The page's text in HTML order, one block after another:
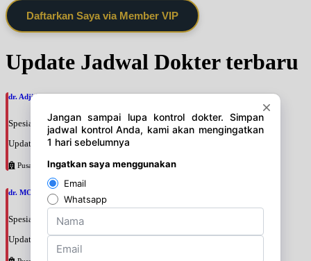
Daftarkan Saya via Member VIP
Update Jadwal Dokter terbaru
dr. Adji Suprajitno, SpPD
Spesialis: Penyakit Dalam
Update terakhir: 2026-08-07 20:37:59
Pusat Pertamina
dr. MOCHAMAD PASHA, SpPD
Spesialis: Penyakit Dalam
Update terakhir: 2026-08-07 20:35:45